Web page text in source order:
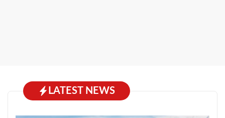
LATEST NEWS